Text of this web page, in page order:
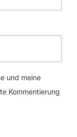
und meine
Kommentierung